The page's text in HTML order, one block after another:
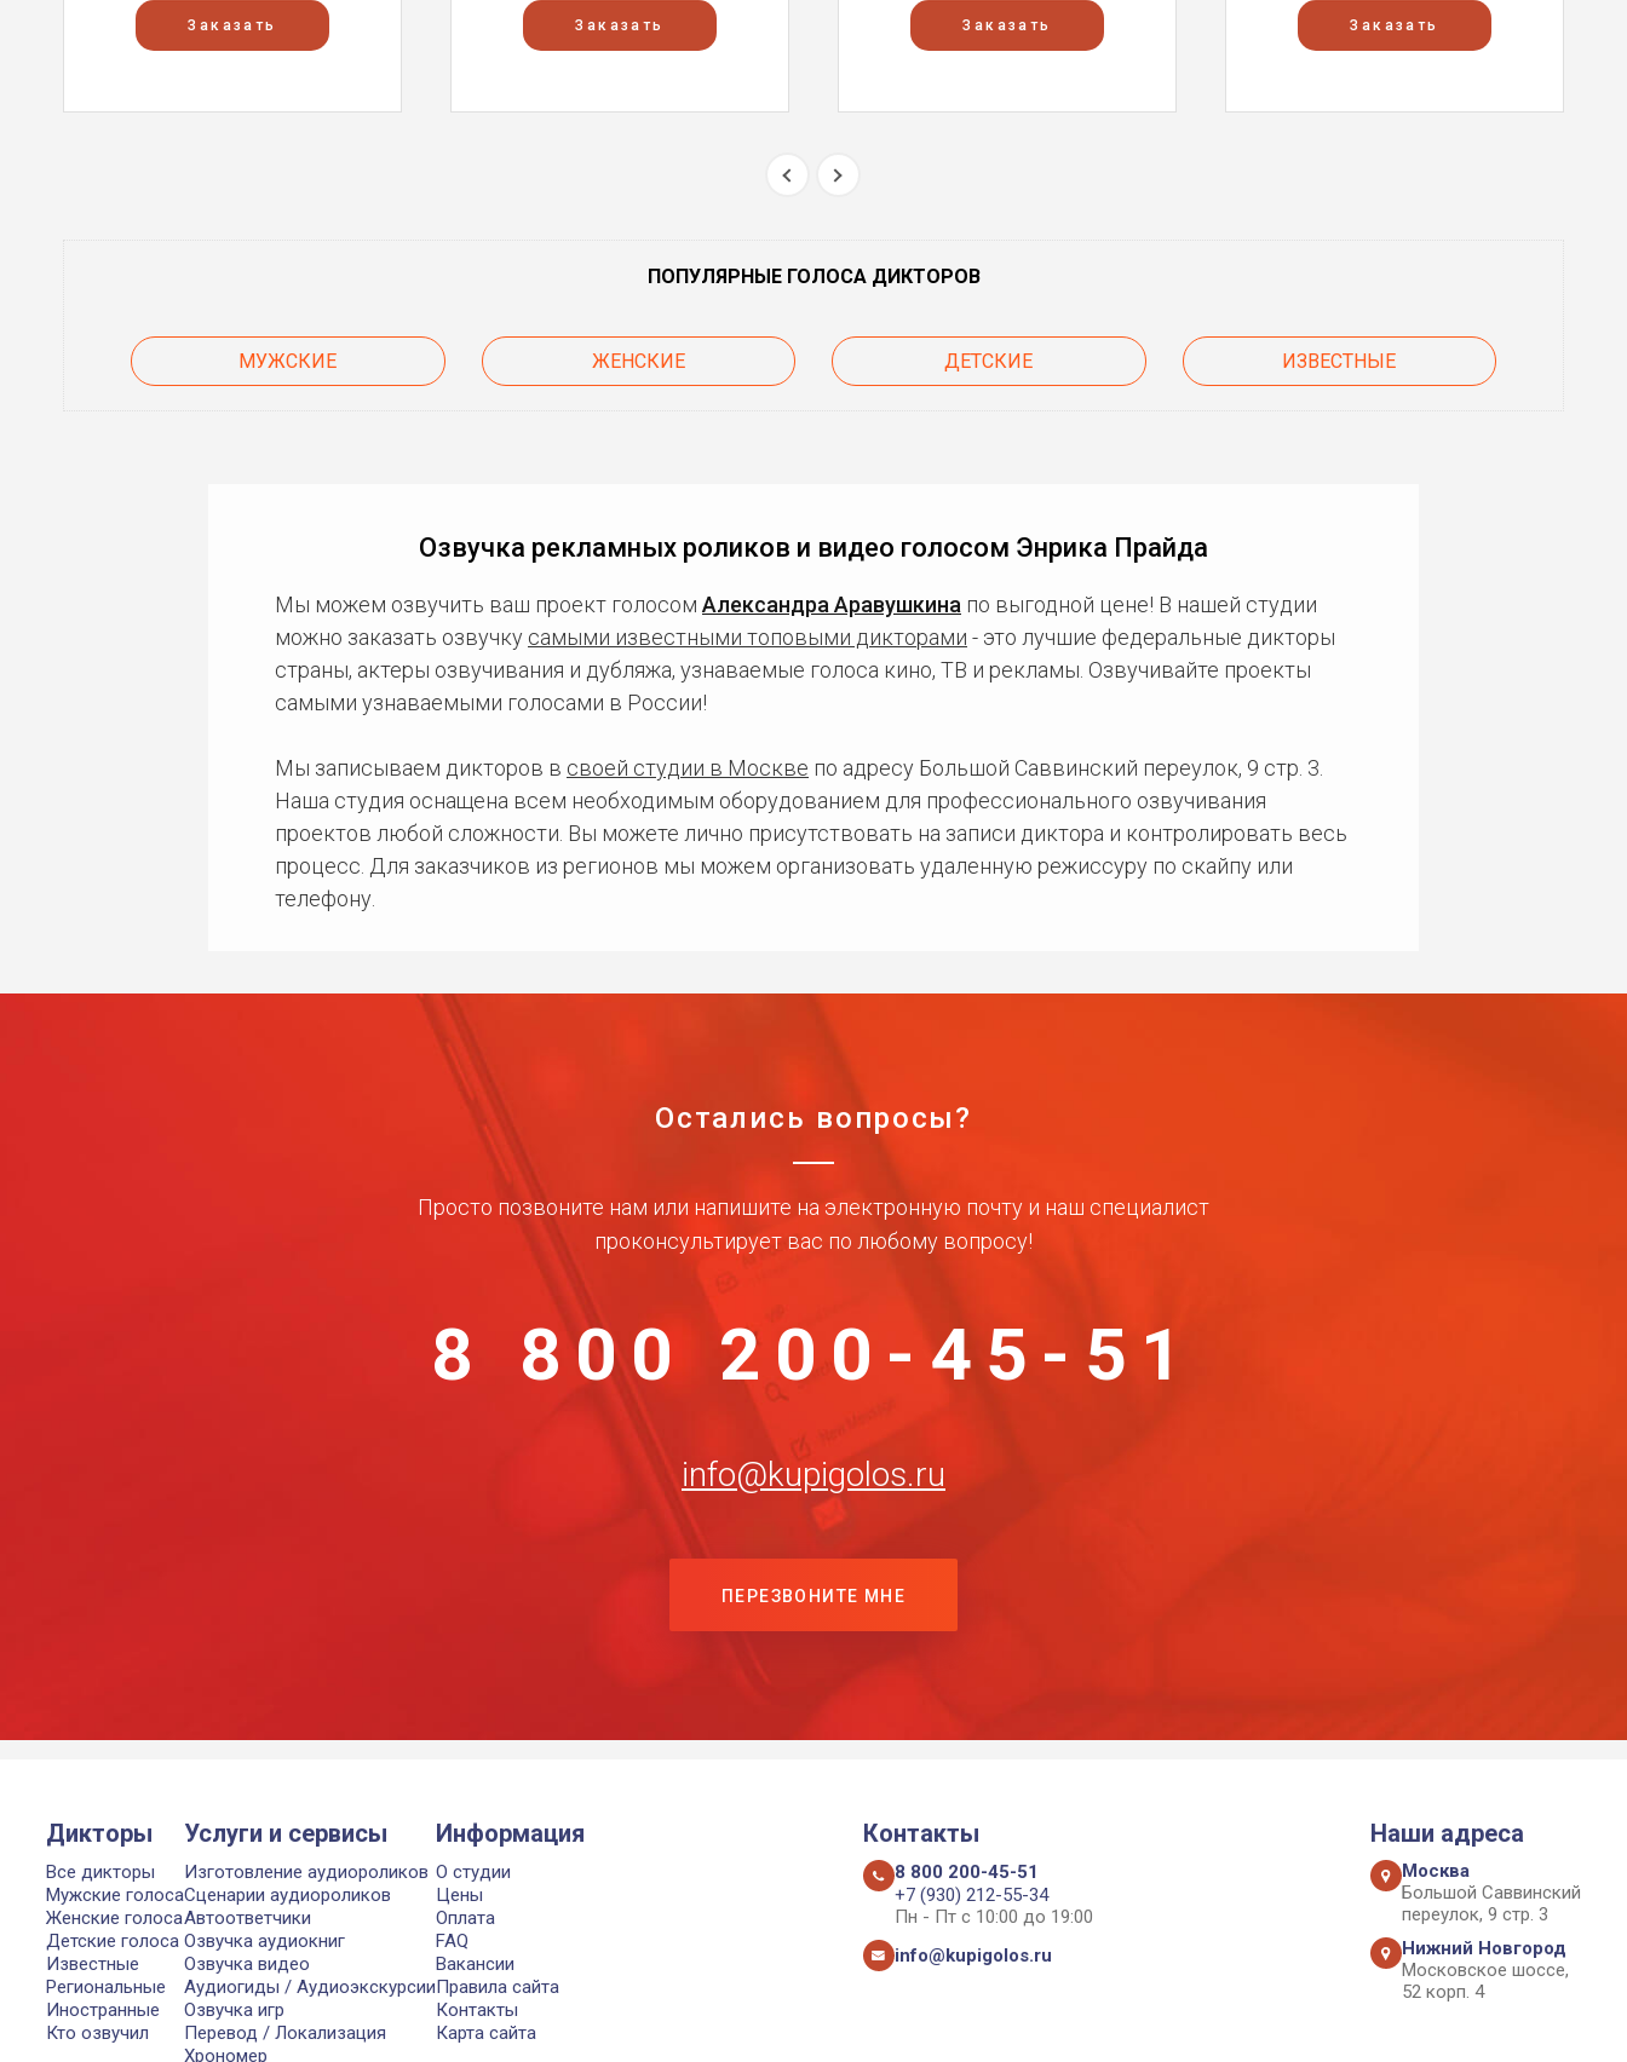
Заказать Заказать Заказать Заказать
ПОПУЛЯРНЫЕ ГОЛОСА ДИКТОРОВ
МУЖСКИЕ ЖЕНСКИЕ ДЕТСКИЕ ИЗВЕСТНЫЕ
Озвучка рекламных роликов и видео голосом Энрика Прайда
Мы можем озвучить ваш проект голосом Александра Аравушкина по выгодной цене! В нашей студии
можно заказать озвучку самыми известными топовыми дикторами - это лучшие федеральные дикторы
страны, актеры озвучивания и дубляжа, узнаваемые голоса кино, ТВ и рекламы. Озвучивайте проекты
самыми узнаваемыми голосами в России!
Мы записываем дикторов в своей студии в Москве по адресу Большой Саввинский переулок, 9 стр. 3.
Наша студия оснащена всем необходимым оборудованием для профессионального озвучивания
проектов любой сложности. Вы можете лично присутствовать на записи диктора и контролировать весь
процесс. Для заказчиков из регионов мы можем организовать удаленную режиссуру по скайпу или
телефону.
Остались вопросы?
Просто позвоните нам или напишите на электронную почту и наш специалист
проконсультирует вас по любому вопросу!
8 800 200-45-51
info@kupigolos.ru
ПЕРЕЗВОНИТЕ МНЕ
Дикторы
Все дикторы
Мужские голоса
Женские голоса
Детские голоса
Известные
Региональные
Иностранные
Кто озвучил
Услуги и сервисы
Изготовление аудиороликов
Сценарии аудиороликов
Автоответчики
Озвучка аудиокниг
Озвучка видео
Аудиогиды / Аудиоэкскурсии
Озвучка игр
Перевод / Локализация
Хрономер
Информация
О студии
Цены
Оплата
FAQ
Вакансии
Правила сайта
Контакты
Карта сайта
Контакты
8 800 200-45-51
+7 (930) 212-55-34
Пн - Пт с 10:00 до 19:00
info@kupigolos.ru
Наши адреса
Москва
Большой Саввинский
переулок, 9 стр. 3
Нижний Новгород
Московское шоссе,
52 корп. 4